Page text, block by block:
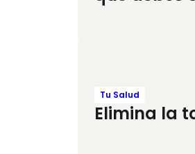
Tu Salud
Elimina la